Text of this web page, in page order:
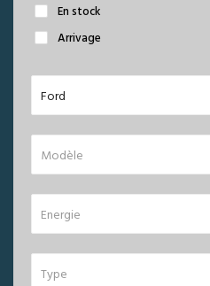
En stock
Arrivage
Ford
Modèle
Energie
Type